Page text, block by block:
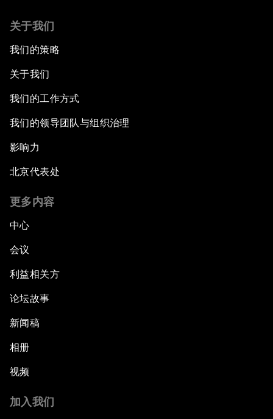
关于我们
我们的策略
关于我们
我们的工作方式
我们的领导团队与组织治理
影响力
北京代表处
更多内容
中心
会议
利益相关方
论坛故事
新闻稿
相册
视频
加入我们